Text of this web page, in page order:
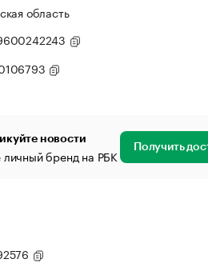
область
новости
личный бренд на РБК Получить